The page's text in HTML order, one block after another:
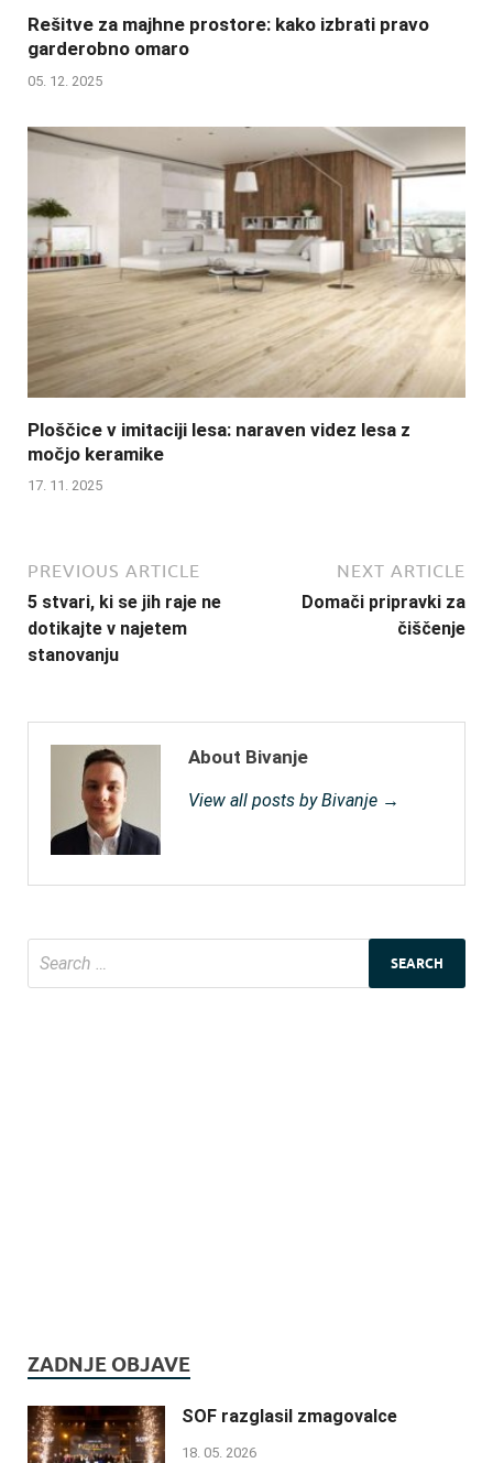
Rešitve za majhne prostore: kako izbrati pravo
garderobno omaro
05. 12. 2025
Ploščice v imitaciji lesa: naraven videz lesa z
močjo keramike
17. 11. 2025
PREVIOUS ARTICLE
5 stvari, ki se jih raje ne
dotikajte v najetem
stanovanju
NEXT ARTICLE
Domači pripravki za
čiščenje
About Bivanje
View all posts by Bivanje →
ZADNJE OBJAVE
SOF razglasil zmagovalce
18. 05. 2026